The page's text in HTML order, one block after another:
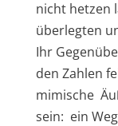
nicht hetzen
überlegten
Ihr
den Zahlen
mimische
sein: ein